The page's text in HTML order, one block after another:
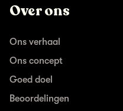
Over ons
Ons verhaal
Ons concept
Goed doel
Beoordelingen